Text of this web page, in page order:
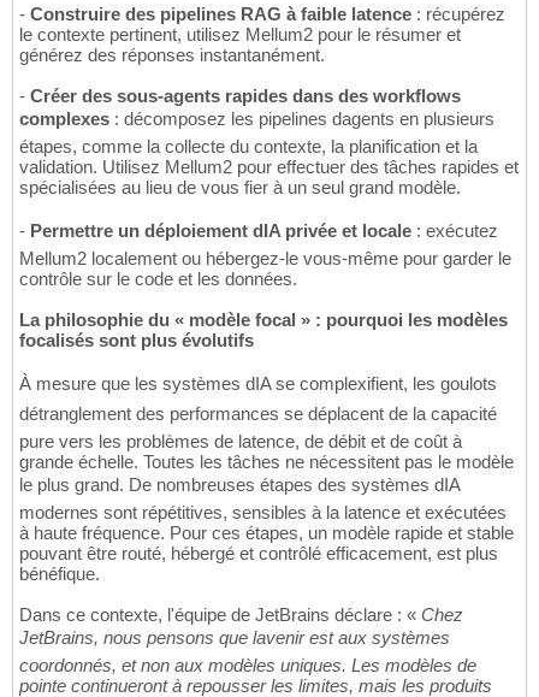
- Construire des pipelines RAG à faible latence : récupérez
le contexte pertinent, utilisez Mellum2 pour le résumer et
générez des réponses instantanément.
- Créer des sous-agents rapides dans des workflows
complexes : décomposez les pipelines dagents en plusieurs
étapes, comme la collecte du contexte, la planification et la
validation. Utilisez Mellum2 pour effectuer des tâches rapides et
spécialisées au lieu de vous fier à un seul grand modèle.
- Permettre un déploiement dIA privée et locale : exécutez
Mellum2 localement ou hébergez-le vous-même pour garder le
contrôle sur le code et les données.
La philosophie du « modèle focal » : pourquoi les modèles
focalisés sont plus évolutifs
À mesure que les systèmes dIA se complexifient, les goulots
détranglement des performances se déplacent de la capacité
pure vers les problèmes de latence, de débit et de coût à
grande échelle. Toutes les tâches ne nécessitent pas le modèle
le plus grand. De nombreuses étapes des systèmes dIA
modernes sont répétitives, sensibles à la latence et exécutées
à haute fréquence. Pour ces étapes, un modèle rapide et stable
pouvant être routé, hébergé et contrôlé efficacement, est plus
bénéfique.
Dans ce contexte, l'équipe de JetBrains déclare : « Chez
JetBrains, nous pensons que lavenir est aux systèmes
coordonnés, et non aux modèles uniques. Les modèles de
pointe continueront à repousser les limites, mais les produits